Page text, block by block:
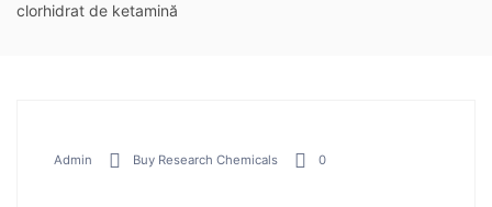
clorhidrat de ketamină
Admin Buy Research Chemicals 0